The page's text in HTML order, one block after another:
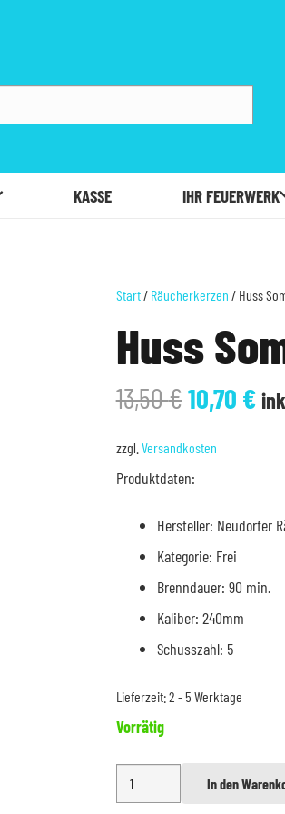
KASSE IHR FEUERWERK
Start/ Räucherkerzen / Huss
Huss
13,50€
Preis
war:
13,50 €
10,70 €
zzgl. Versandkosten
Produktdaten:
Hersteller: Neudorfer
Kategorie: Frei
Brenndauer: 90 min.
Kaliber: 240mm
Schusszahl: 5
Lieferzeit:2 - 5 Werktage
Vorrätig
In den
Alternative: